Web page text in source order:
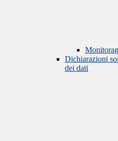
Dichiarazioni
dei dati